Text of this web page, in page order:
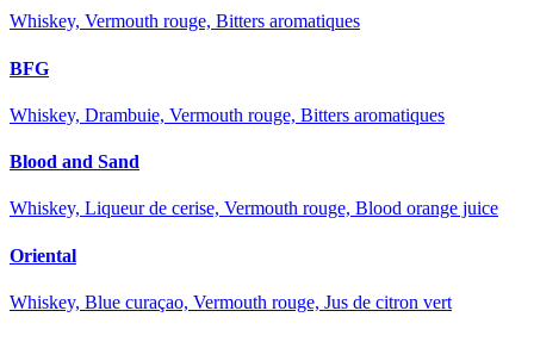
Whiskey, Vermouth rouge, Bitters aromatiques
BFG
Whiskey, Drambuie, Vermouth rouge, Bitters aromatiques
Blood and Sand
Whiskey, Liqueur de cerise, Vermouth rouge, Blood orange juice
Oriental
Whiskey, Blue curaçao, Vermouth rouge, Jus de citron vert